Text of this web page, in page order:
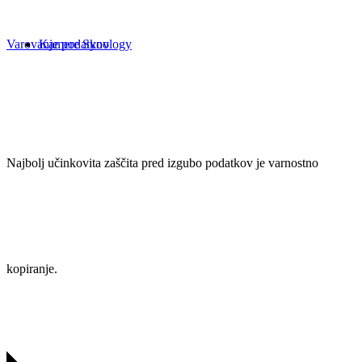
Varovanje podatkov
Najbolj učinkovita zaščita pred izgubo podatkov je varnostno
kopiranje.
Kamere Synology